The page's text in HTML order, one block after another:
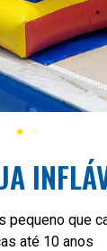
pequeno que
até 10 anos